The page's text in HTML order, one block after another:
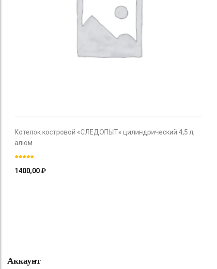
Котелок костровой «СЛЕДОПЫТ» цилиндрический 4,5 л,
алюм.
1400,00₽
Аккаунт